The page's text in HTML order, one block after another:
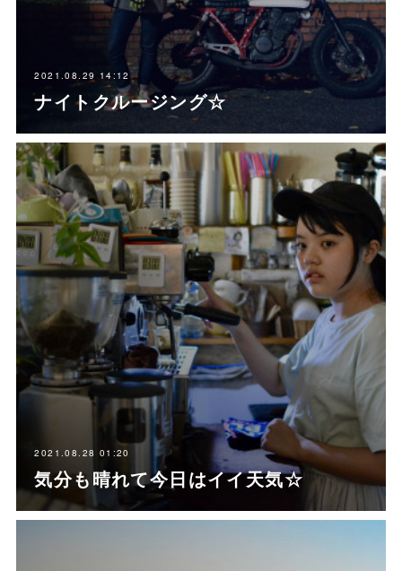
2021.08.29 14:12
ナイトクルージング☆
2021.08.28 01:20
気分も晴れて今日はイイ天気☆